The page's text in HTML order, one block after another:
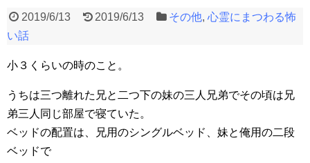
2019/6/13 2019/6/13 その他,心霊にまつわる怖
い話
小３くらいの時のこと。
うちは三つ離れた兄と二つ下の妹の三人兄弟でその頃は兄
弟三人同じ部屋で寝ていた。
ベッドの配置は、兄用のシングルベッド、妹と俺用の二段
ベッドで